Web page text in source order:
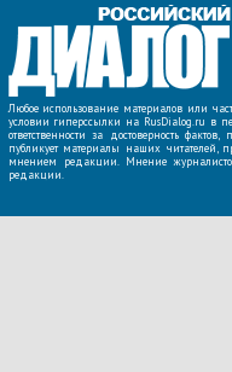
Любое использование материалов или
условии гиперссылки на RusDialog.ru в
ответственности за достоверность
публикует материалы наших читателей,
мнением редакции. Мнение
редакции.